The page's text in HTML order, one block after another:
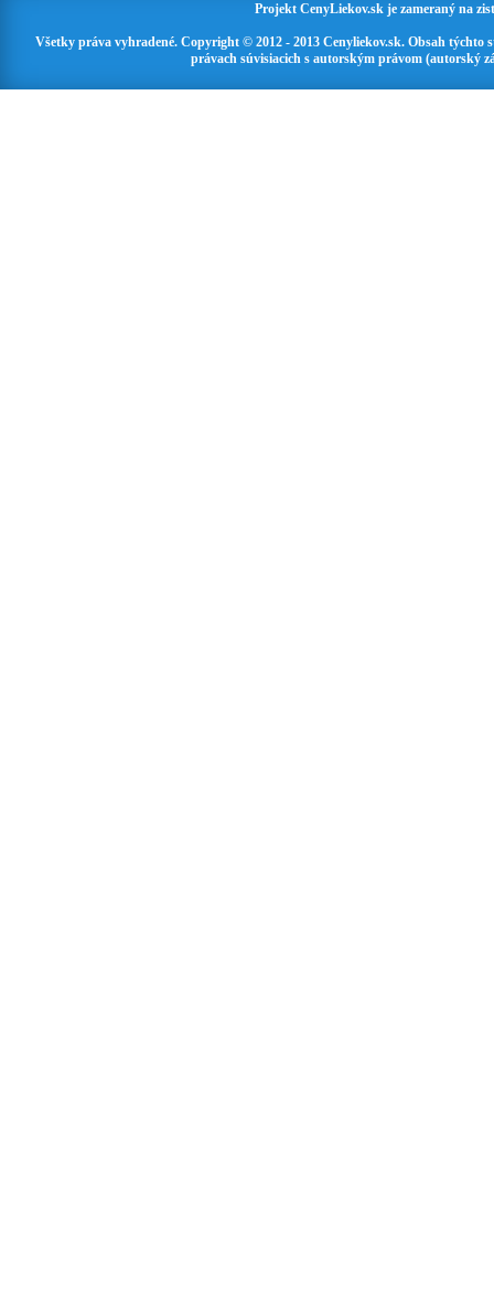
Projekt CenyLiekov.sk je zameraný na
Všetky práva vyhradené. Copyright © 2012 - 2013 Cenyliekov.sk. Obsah
právach súvisiacich s autorským právom (autorský